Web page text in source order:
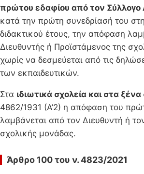
πρώτου εδαφίου από τον
κατά την πρώτη συνεδρίασή του
διδακτικού έτους, την απόφαση
Διευθυντής ή Προϊστάμενος της
χωρίς να δεσμεύεται από τις
των εκπαιδευτικών.
Στα ιδιωτικά σχολεία και στα ξένα
4862/1931 (Α’2) η απόφαση του
λαμβάνεται από τον Διευθυντή ή
σχολικής μονάδας.
Άρθρο 100 του ν. 4823/2021